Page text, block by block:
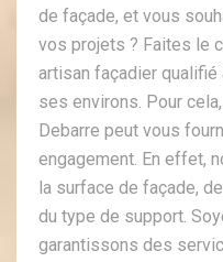
de façade, et vous
vos projets ? Faites le
artisan façadier
ses environs. Pour
Debarre peut vous
engagement. En effet,
la surface de façade,
du type de support.
garantissons des